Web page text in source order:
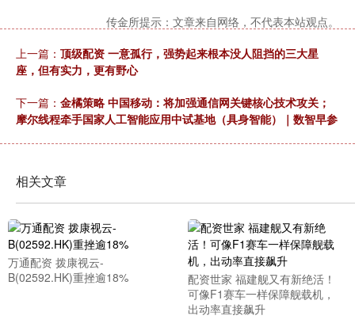
传金所提示：文章来自网络，不代表本站观点。
上一篇： 顶级配资 一意孤行，强势起来根本没人阻挡的三大星
座，但有实力，更有野心
下一篇： 金橘策略 中国移动：将加强通信网关键核心技术攻关；
摩尔线程牵手国家人工智能应用中试基地（具身智能）｜数智早参
相关文章
万通配资 拨康视云-
B(02592.HK)重挫逾18%
配资世家 福建舰又有新绝活！
可像F1赛车一样保障舰载机，
出动率直接飙升